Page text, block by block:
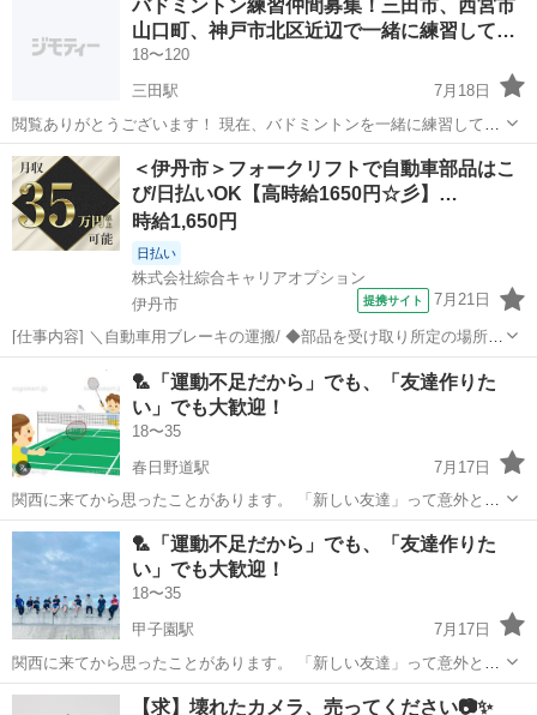
にメッセージ下さい。バドミントン練習仲間募集！三田市、西宮市
山口町、神戸市北区近辺で一緒に練習して…
18〜120
三田駅
7月18日
閲覧ありがとうございます！ 現在、バドミントンを一緒に練習してい
ただけるメンバーを募集しています！ 練習内容は主に、手投げ→基礎
うち→パターン→試合 となっています！ バドミントンを上達したいと
思っている方は特に歓迎です！...
兵庫 三田市 三田駅 バドミントン 仲間
＜伊丹市＞フォークリフトで自動車部品はこ
び/日払いOK【高時給1650円☆彡】…
時給1,650円
日払い
株式会社綜合キャリアオプション
伊丹市
提携サイト 7月21日
[仕事内容] ＼自動車用ブレーキの運搬/ ◆部品を受け取り所定の場所へ
運ぶ ◆ラインへ部品をのせる ◆空箱やパレットの片付け 。＋お仕事
探しはコンシェルスタッフにおまかせ＋。 あなたのお仕事探しをしっ
かりサポート！ たと...
伊丹市 工場
🏸「運動不足だから」でも、「友達作りた
い」でも大歓迎！
18〜35
春日野道駅
7月17日
関西に来てから思ったことがあります。 「新しい友達」って意外とで
きない。 職場だけの人間関係になったり、休みの日は家でゴロゴ
ロ…。 だから気軽に集まれて、自然と仲良くなれる場所を作っていま
す😊 …とは言っても、 ガチの大...
兵庫 神戸市 春日野道駅 バドミントン 運動不足
🏸「運動不足だから」でも、「友達作りた
い」でも大歓迎！
18〜35
甲子園駅
7月17日
関西に来てから思ったことがあります。 「新しい友達」って意外とで
きない。 職場だけの人間関係になったり、休みの日は家でゴロゴ
ロ…。 だから気軽に集まれて、自然と仲良くなれる場所を作っていま
兵庫 西宮市 甲子園駅 バドミントン 運動不足
【求】壊れたカメラ、売ってください📷✨